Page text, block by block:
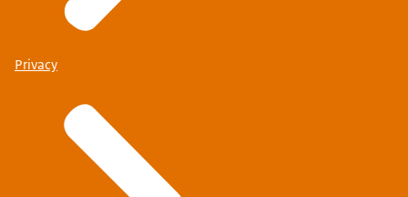
Privacy